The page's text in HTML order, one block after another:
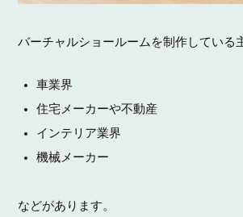
バーチャルショールームを制作している
車業界
住宅メーカーや不動産
インテリア業界
機械メーカー
などがあります。